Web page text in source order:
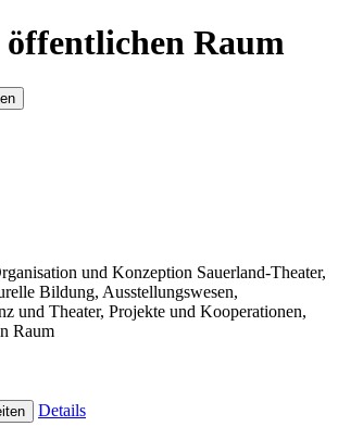
Raum
und Konzeption Sauerland-Theater,
Bildung, Ausstellungswesen,
und Theater, Projekte und Kooperationen,
Raum
Details